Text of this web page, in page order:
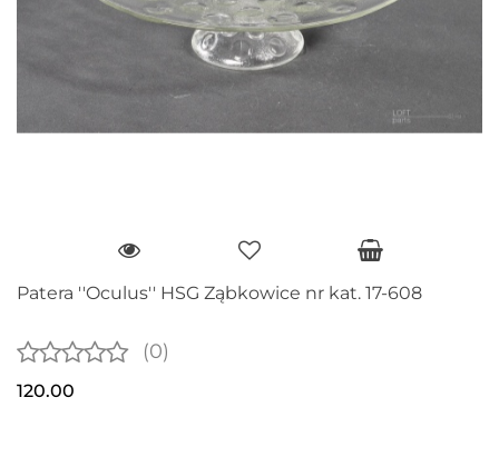
Patera ''Oculus'' HSG Ząbkowice nr kat. 17-608
(0)
120.00